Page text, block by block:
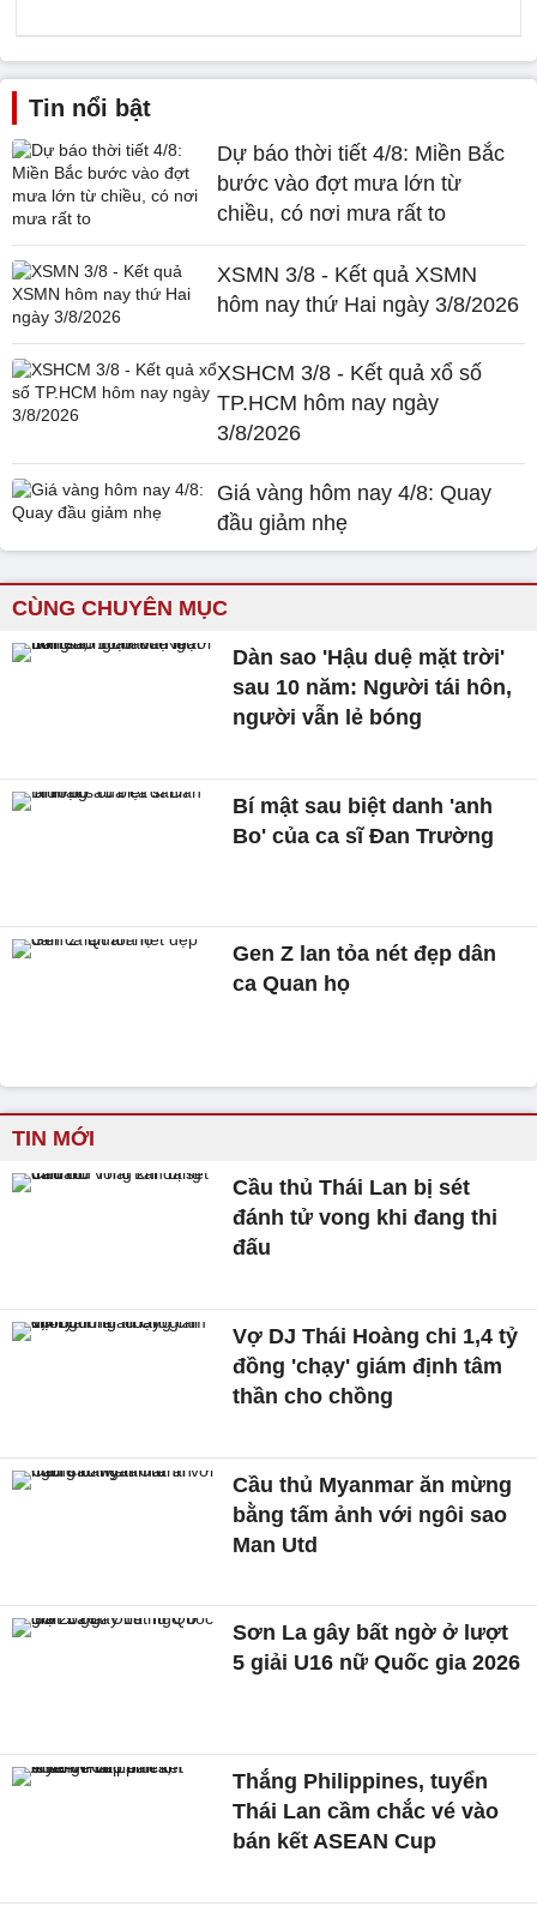
Tin nổi bật
Dự báo thời tiết 4/8: Miền Bắc
bước vào đợt mưa lớn từ
chiều, có nơi mưa rất to
XSMN 3/8 - Kết quả XSMN
hôm nay thứ Hai ngày 3/8/2026
XSHCM 3/8 - Kết quả xổ số
TP.HCM hôm nay ngày
3/8/2026
Giá vàng hôm nay 4/8: Quay
đầu giảm nhẹ
CÙNG CHUYÊN MỤC
Dàn sao 'Hậu duệ mặt trời'
sau 10 năm: Người tái hôn,
người vẫn lẻ bóng
Bí mật sau biệt danh 'anh
Bo' của ca sĩ Đan Trường
Gen Z lan tỏa nét đẹp dân
ca Quan họ
TIN MỚI
Cầu thủ Thái Lan bị sét
đánh tử vong khi đang thi
đấu
Vợ DJ Thái Hoàng chi 1,4 tỷ
đồng 'chạy' giám định tâm
thần cho chồng
Cầu thủ Myanmar ăn mừng
bằng tấm ảnh với ngôi sao
Man Utd
Sơn La gây bất ngờ ở lượt
5 giải U16 nữ Quốc gia 2026
Thắng Philippines, tuyển
Thái Lan cầm chắc vé vào
bán kết ASEAN Cup